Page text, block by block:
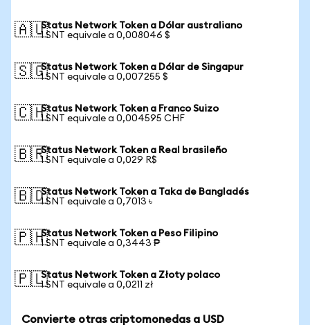
🇦🇺Status Network Token a Dólar australiano
1 SNT equivale a 0,008046 $
🇸🇬Status Network Token a Dólar de Singapur
1 SNT equivale a 0,007255 $
🇨🇭Status Network Token a Franco Suizo
1 SNT equivale a 0,004595 CHF
🇧🇷Status Network Token a Real brasileño
1 SNT equivale a 0,029 R$
🇧🇩Status Network Token a Taka de Bangladés
1 SNT equivale a 0,7013 ৳
🇵🇭Status Network Token a Peso Filipino
1 SNT equivale a 0,3443 ₱
🇵🇱Status Network Token a Złoty polaco
1 SNT equivale a 0,0211 zł
Convierte otras criptomonedas a USD